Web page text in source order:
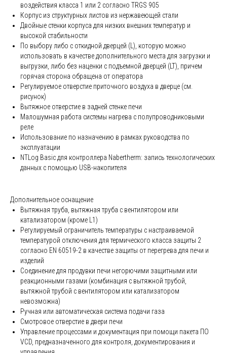
воздействия класса 1 или 2 согласно TRGS 905
Корпус из структурных листов из нержавеющей стали
Двойные стенки корпуса для низких внешних температур и
высокой стабильности
По выбору либо с откидной дверцей (L), которую можно
использовать в качестве дополнительного места для загрузки и
выгрузки, либо без наценки с подъемной дверцей (LT), причем
горячая сторона обращена от оператора
Регулируемое отверстие приточного воздуха в дверце (см.
рисунок)
Вытяжное отверстие в задней стенке печи
Малошумная работа системы нагрева с полупроводниковыми
реле
Использование по назначению в рамках руководства по
эксплуатации
NTLog Basic для контроллера Nabertherm: запись технологических
данных с помощью USB-накопителя
Дополнительное оснащение
Вытяжная труба, вытяжная труба с вентилятором или
катализатором (кроме L1)
Регулируемый ограничитель температуры с настраиваемой
температурой отключения для термического класса защиты 2
согласно EN 60519-2 в качестве защиты от перегрева для печи и
изделий
Соединение для продувки печи негорючими защитными или
реакционными газами (комбинация с вытяжной трубой,
вытяжной трубой с вентилятором или катализатором
невозможна)
Ручная или автоматическая система подачи газа
Смотровое отверстие в двери печи
Управление процессами и документация при помощи пакета ПО
VCD, предназначенного для контроля, документирования и